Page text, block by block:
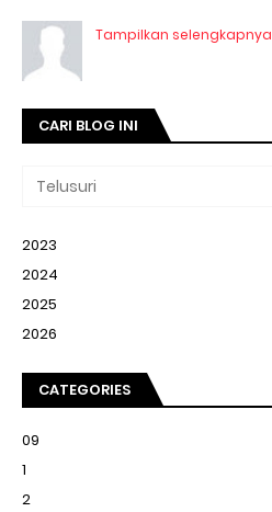
Tampilkan selengkapnya
CARI BLOG INI
2023
2024
2025
2026
CATEGORIES
09
1
2